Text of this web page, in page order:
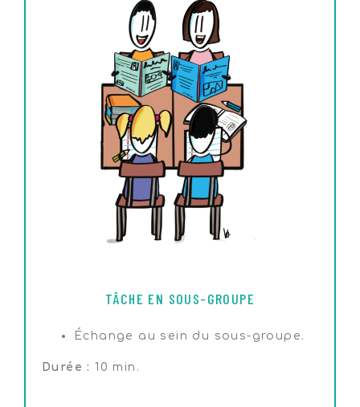
TÂCHE EN SOUS-GROUPE
Échange au sein du sous-groupe.
Durée : 10 min.